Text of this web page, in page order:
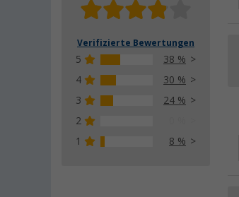
Verifizierte Bewertungen
5
38 %
4
30 %
3
24 %
2
1
8 %